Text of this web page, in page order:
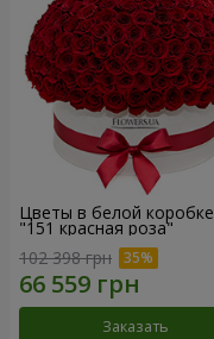
Цветы в белой коробке
"151 красная роза"
102 398 грн
Заказать